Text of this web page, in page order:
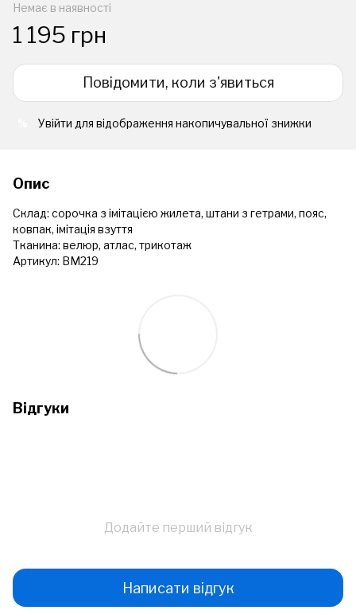
Немає в наявності
1 195 грн
Повідомити, коли з'явиться
Увійти для відображення накопичувальної знижки
Опис
Склад: сорочка з імітацією жилета, штани з гетрами, пояс,
ковпак, імітація взуття
Тканина: велюр, атлас, трикотаж
Артикул: ВМ219
Відгуки
Додайте перший відгук
Написати відгук